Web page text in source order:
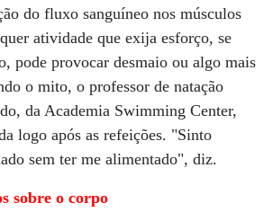
do fluxo sanguíneo nos músculos
atividade que exija esforço, se
pode provocar desmaio ou algo mais
o mito, o professor de natação
da Academia Swimming Center,
logo após as refeições. "Sinto
sem ter me alimentado", diz.
sobre o corpo